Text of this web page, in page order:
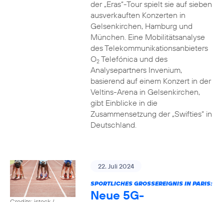
der „Eras“-Tour spielt sie auf sieben
ausverkauften Konzerten in
Gelsenkirchen, Hamburg und
München. Eine Mobilitätsanalyse
des Telekommunikationsanbieters
O2Telefónica und des
Analysepartners Invenium,
basierend auf einem Konzert in der
Veltins-Arena in Gelsenkirchen,
gibt Einblicke in die
Zusammensetzung der „Swifties“ in
Deutschland.
22. Juli 2024
SPORTLICHES GROSSEREIGNIS IN PARIS:
Neue 5G-